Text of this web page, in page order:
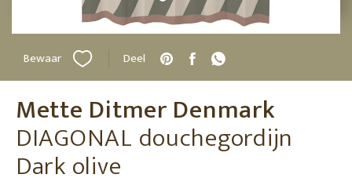
Bewaar Deel
Mette Ditmer Denmark
DIAGONAL douchegordijn
Dark olive